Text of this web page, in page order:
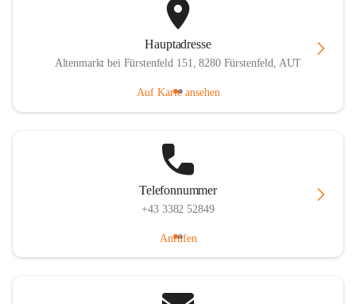
Hauptadresse
Altenmarkt bei Fürstenfeld 151, 8280 Fürstenfeld, AUT
Auf Karte ansehen
Telefonnummer
+43 3382 52849
Anrufen